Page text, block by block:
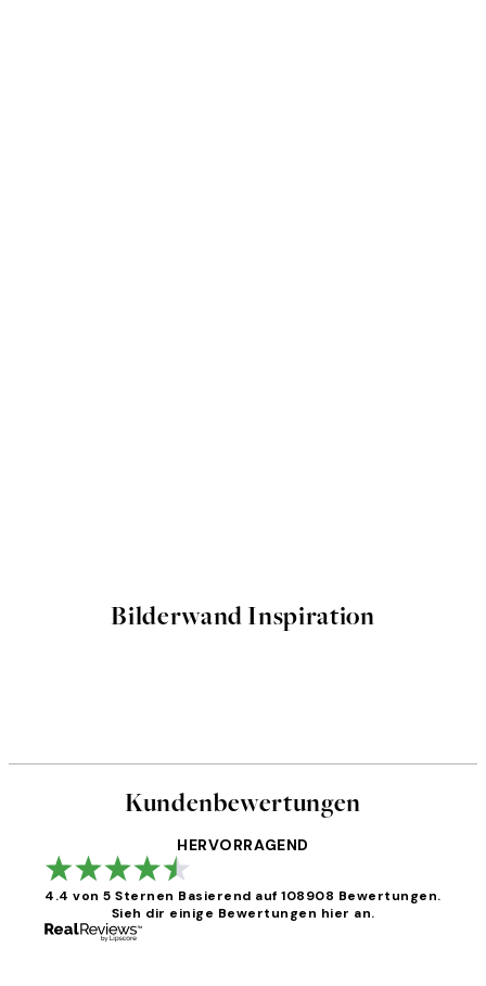
Bilderwand Inspiration
Kundenbewertungen
HERVORRAGEND
4.4 von 5 Sternen Basierend auf 108908 Bewertungen.
Sieh dir einige Bewertungen hier an.